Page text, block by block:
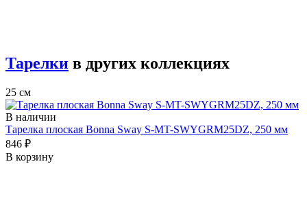
Тарелки в других коллекциях
25 см
В наличии
Тарелка плоская Bonna Sway S-MT-SWYGRM25DZ, 250 мм
846 ₽
В корзину